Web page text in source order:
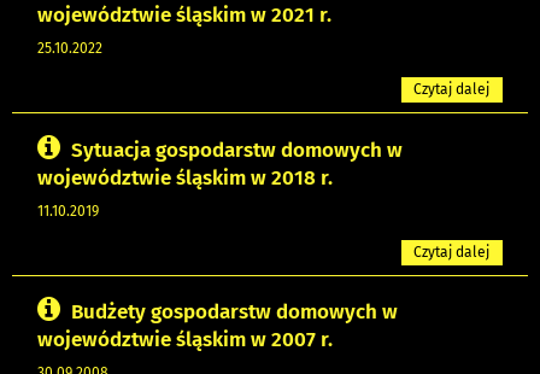
województwie śląskim w 2021 r.
25.10.2022
Czytaj dalej
Sytuacja gospodarstw domowych w
województwie śląskim w 2018 r.
11.10.2019
Czytaj dalej
Budżety gospodarstw domowych w
województwie śląskim w 2007 r.